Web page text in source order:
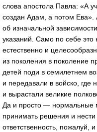
слова апостола Павла: «А
создан Адам, а потом Ева».
об изначальной
указаний. Само по себе это
естественно и
из поколения в поколение
детей поди в семилетнем
и передавали в войско, где
и вырастали великие
Да и просто — нормальные
принимать решения и нести
ответственность, пожалуй,